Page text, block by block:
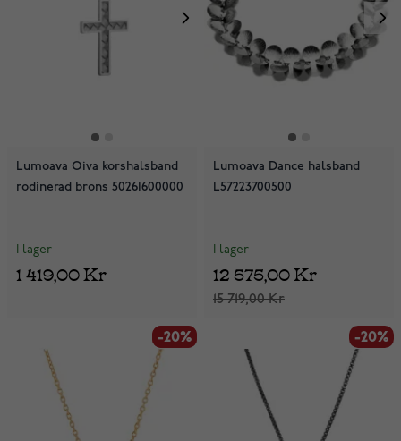
Lumoava Oiva korshalsband
rodinerad brons 50261600000
I lager
1 419,00 Kr
Lumoava Dance halsband
L57223700500
I lager
15 719,00 Kr
12 575,00 Kr
-20%
-20% -20%